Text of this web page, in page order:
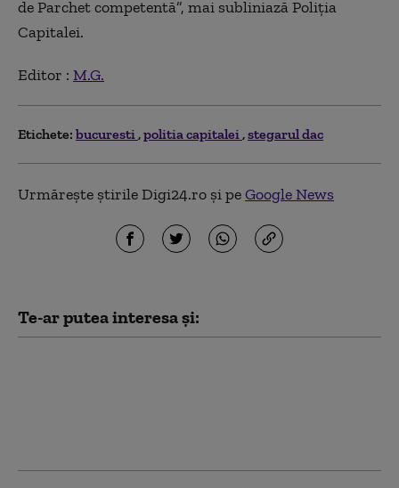
de Parchet competentă”, mai subliniază Poliția
Capitalei.
Editor : M.G.
Etichete: bucuresti politia capitalei stegarul dac
Urmărește știrile Digi24.ro și peGoogle News
Te-ar putea interesa și: